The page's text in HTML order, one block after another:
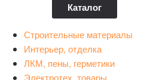
Каталог
Строительные материалы
Интерьер, отделка
ЛКМ, пены, герметики
Электротех. товары